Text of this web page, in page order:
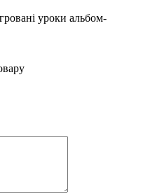
уроки альбом-